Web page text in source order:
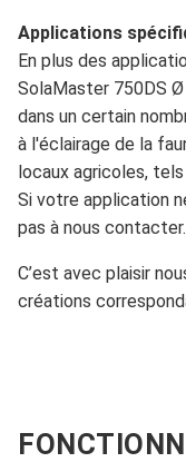
Applications
En plus des
SolaMaster 750DS
dans un certain
à l'éclairage de la
locaux agricoles,
Si votre application
pas à nous contacter.
C’est avec plaisir
créations